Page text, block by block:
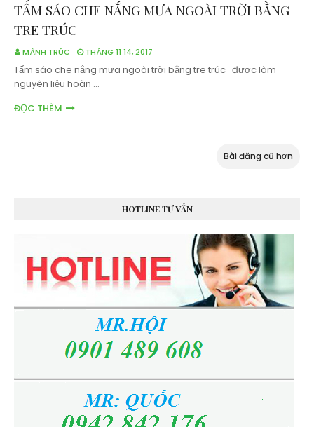
TẤM SÁO CHE NẮNG MƯA NGOÀI TRỜI BẰNG
TRE TRÚC
MÀNH TRÚC THÁNG 11 14, 2017
Tấm sáo che nắng mưa ngoài trời bằng tre trúc được làm
nguyên liệu hoàn …
ĐỌC THÊM
Bài đăng cũ hơn
HOTLINE TƯ VẤN